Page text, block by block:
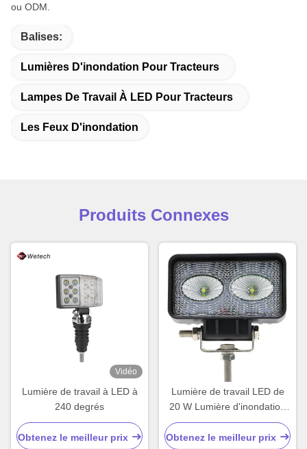
ou ODM.
Balises:
Lumières D'inondation Pour Tracteurs
Lampes De Travail À LED Pour Tracteurs
Les Feux D'inondation
Produits Connexes
Vidéo
Lumière de travail à LED à
240 degrés
Obtenez le meilleur prix
Lumière de travail LED de
20 W Lumière d'inondation
pour tracteur de moto
Obtenez le meilleur prix